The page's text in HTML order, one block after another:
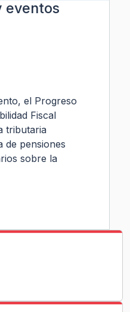
eventos
el Progreso
Fiscal
tributaria
de pensiones
sobre la